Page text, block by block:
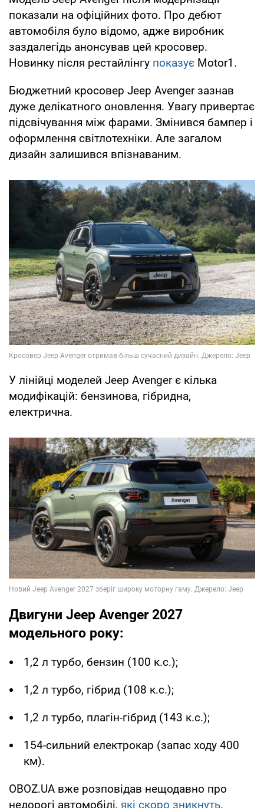
показали на офіційних фото. Про дебют
автомобіля було відомо, адже виробник
заздалегідь анонсував цей кросовер.
Новинку після рестайлінгу показує Motor1.
Бюджетний кросовер Jeep Avenger зазнав
дуже делікатного оновлення. Увагу привертає
підсвічування між фарами. Змінився бампер і
оформлення світлотехніки. Але загалом
дизайн залишився впізнаваним.
У лінійці моделей Jeep Avenger є кілька
модифікацій: бензинова, гібридна,
електрична.
Двигуни Jeep Avenger 2027
модельного року:
1,2 л турбо, бензин (100 к.с.);
1,2 л турбо, гібрид (108 к.с.);
1,2 л турбо, плагін-гібрид (143 к.с.);
154-сильний електрокар (запас ходу 400
км).
OBOZ.UA вже розповідав нещодавно про
недорогі автомобілі, які скоро зникнуть.